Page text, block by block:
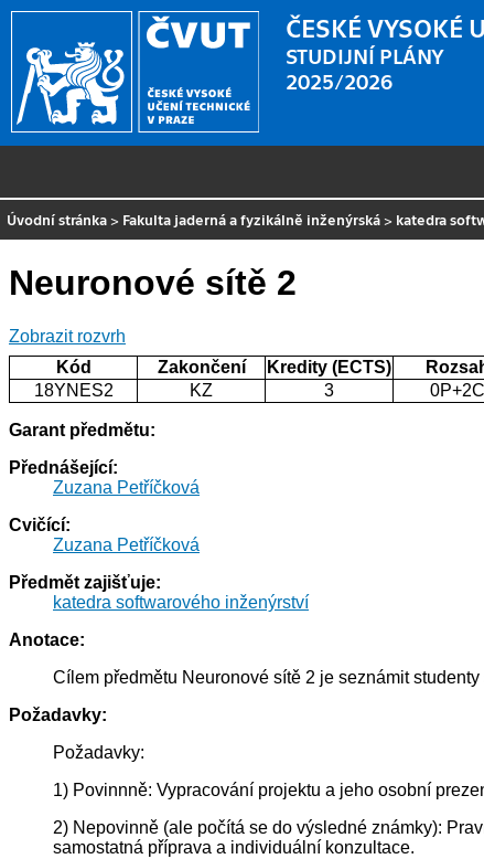
ČESKÉ VYSOKÉ
STUDIJNÍ PLÁNY
2025/2026
Úvodní stránka > Fakulta jaderná a fyzikálně inženýrská > katedra
Neuronové sítě 2
Zobrazit rozvrh
Kód
Zakončení Kredity (ECTS)
18YNES2
KZ 3 0P+2C
Garant předmětu:
Přednášející:
Zuzana Petříčková
Cvičící:
Zuzana Petříčková
Předmět zajišťuje:
katedra softwarového inženýrství
Anotace:
Cílem předmětu Neuronové sítě 2 je seznámit
Požadavky:
Požadavky:
1) Povinnně: Vypracování projektu a jeho osobní
2) Nepovinně (ale počítá se do výsledné známky):
samostatná příprava a individuální konzultace.